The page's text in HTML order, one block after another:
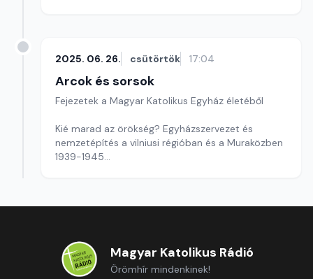
2025. 06. 26. csütörtök 17:04
Arcok és sorsok
Fejezetek a Magyar Katolikus Egyház életéből
Kié marad az örökség? Egyházszervezet és
nemzetépítés a vilniusi régióban és a Muraközben
1939-1945
Magyar Katolikus Rádió
Örömhír mindenkinek!